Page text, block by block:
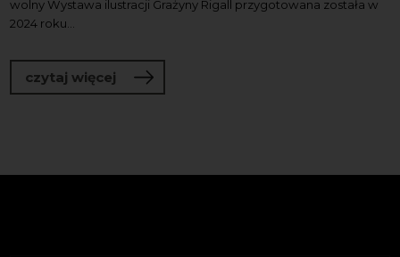
wolny Wystawa ilustracji Grażyny Rigall przygotowana została w
2024 roku...
czytaj więcej o Wystawa „Czasem smutki, czasem